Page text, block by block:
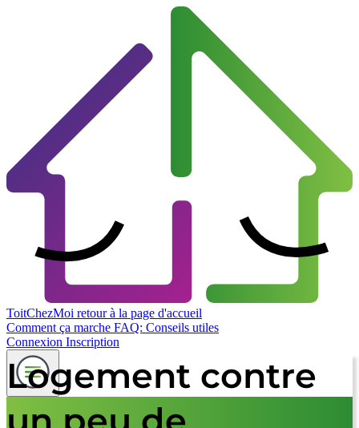
ToitChezMoi retour à la page d'accueil
Comment ça marche FAQ: Conseils utiles
Connexion Inscription
Logement contre